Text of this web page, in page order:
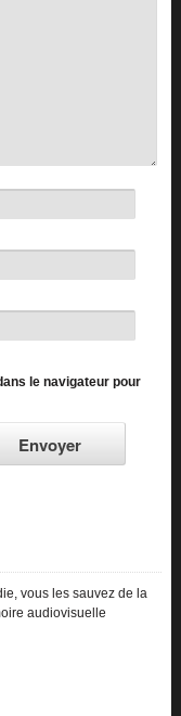
le navigateur pour
vous les sauvez de la
audiovisuelle